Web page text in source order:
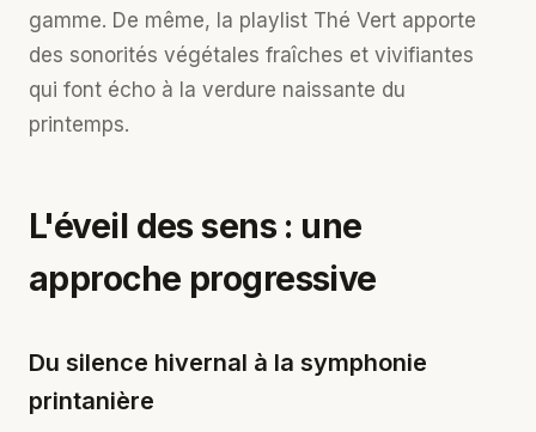
gamme. De même, la playlist Thé Vert apporte
des sonorités végétales fraîches et vivifiantes
qui font écho à la verdure naissante du
printemps.
L'éveil des sens : une
approche progressive
Du silence hivernal à la symphonie
printanière